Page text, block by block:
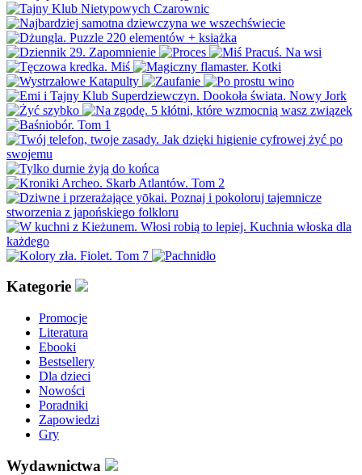
Kategorie
Promocje
Literatura
Ebooki
Bestsellery
Dla dzieci
Nowości
Poradniki
Zapowiedzi
Gry
Wydawnictwa